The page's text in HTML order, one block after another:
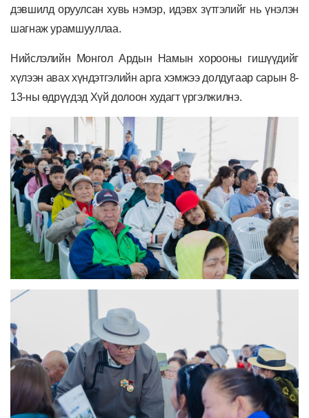
дэвшилд оруулсан хувь нэмэр, идэвх зүтгэлийг нь үнэлэн
шагнаж урамшууллаа.
Нийслэлийн Монгол Ардын Намын хорооны гишүүдийг
хүлээн авах хүндэтгэлийн арга хэмжээ долдугаар сарын 8-
13-ны өдрүүдэд Хүй долоон худагт үргэлжилнэ.